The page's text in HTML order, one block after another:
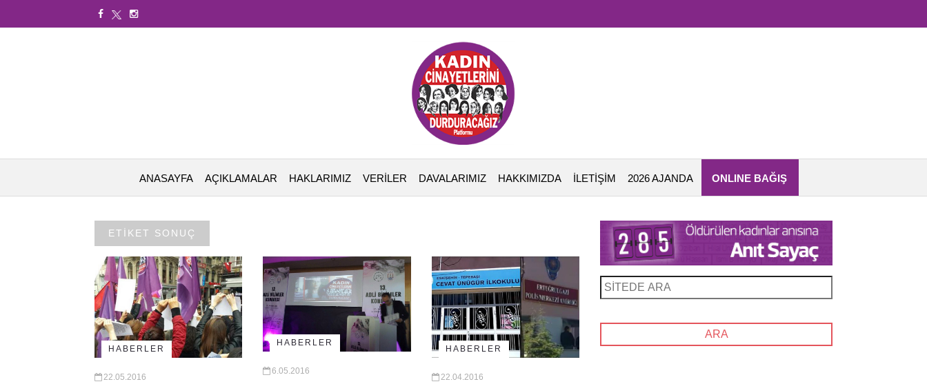
ANASAYFA AÇIKLAMALAR HAKLARIMIZ VERİLER DAVALARIMIZ HAKKIMIZDA İLETİŞİM 2026 AJANDA ONLINE BAĞIŞ
ETİKET SONUÇ
HABERLER
22.05.2016
HABERLER
6.05.2016
HABERLER
22.04.2016